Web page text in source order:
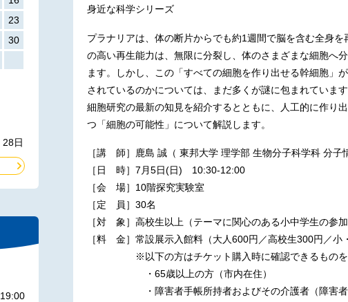
23
30
日
身近な科学シリーズ
プラナリアは、体の断片からでも約1週間で脳を含む全身
の高い再生能力は、無限に分裂し、体のさまざまな細胞へ
ます。しかし、この「すべての細胞を作り出せる幹細胞」
されているのかについては、まだ多くが謎に包まれていま
細胞研究の最新の知見を紹介するとともに、人工的に作り
つ「細胞の可能性」について解説します。
［講 師］鹿島 誠（ 東邦大学 理学部 生物分子科学科 分子
［日 時］7月5日(日) 10:30-12:00
［会 場］10階探究実験室
［定 員］30名
［対 象］高校生以上（テーマに関心のある小中学生の参加
［料 金］常設展示入館料（大人600円／高校生300円／小
※以下の方はチケット購入時に確認できるものを
・65歳以上の方（市内在住）
・障害者手帳所持者およびその介護者（障害者手